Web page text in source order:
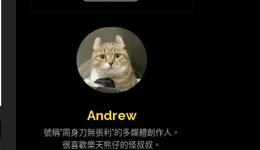
Andrew
號稱"周身刀無張利"的多媒體創作人。
很喜歡樂天熊仔的怪叔叔。